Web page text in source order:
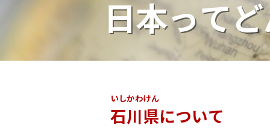
日本って
石川県
いしかわけん
について